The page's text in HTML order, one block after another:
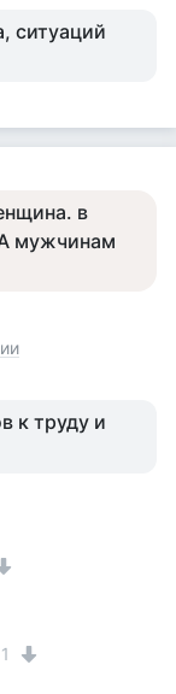
ситуаций
в
мужчинам
к труду и
1